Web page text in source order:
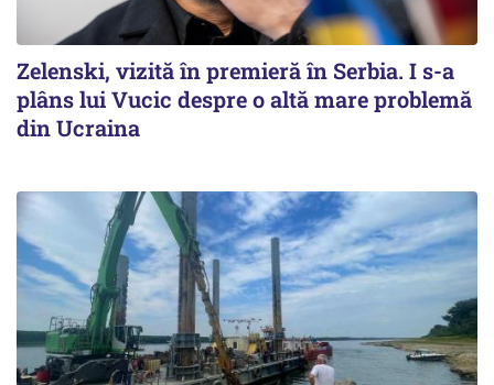
Zelenski, vizită în premieră în Serbia. I s-a
plâns lui Vucic despre o altă mare problemă
din Ucraina